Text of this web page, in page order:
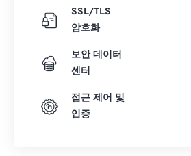
SSL/TLS
암호화
보안 데이터
센터
접근 제어 및
입증